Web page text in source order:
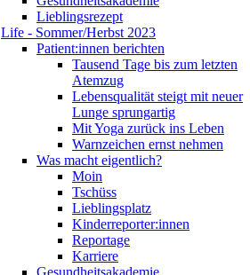
Lieblingsrezept
Life - Sommer/Herbst 2023
Patient:innen berichten
Tausend Tage bis zum letzten
Atemzug
Lebensqualität steigt mit neuer
Lunge sprungartig
Mit Yoga zurück ins Leben
Warnzeichen ernst nehmen
Was macht eigentlich?
Moin
Tschüss
Lieblingsplatz
Kinderreporter:innen
Reportage
Karriere
Gesundheitsakademie